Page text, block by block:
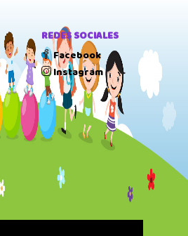
REDES SOCIALES
Facebook
Instagram